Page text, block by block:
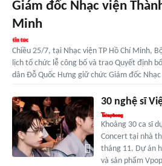
Giám đốc Nhạc viện
Minh
Chiều 25/7, tại Nhạc viện TP Hồ Chí Minh,
lịch tổ chức lễ công bố và trao Quyết định
dân Đỗ Quốc Hưng giữ chức Giám đốc
30 nghệ sĩ
Khoảng 30 ca sĩ
Concert tại nhà
tháng 11. Dự án
và sản phẩm